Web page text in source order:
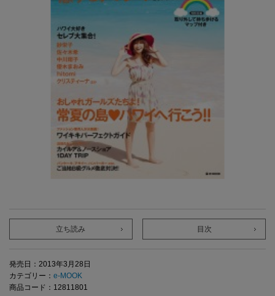
立ち読み 目次
発売日：2013年3月28日
カテゴリー： e-MOOK
商品コード：12811801